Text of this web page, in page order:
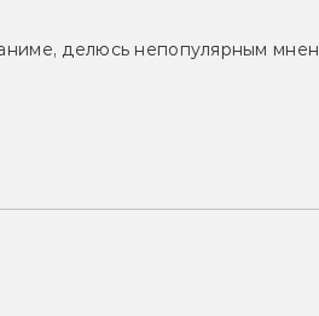
делюсь непопулярным